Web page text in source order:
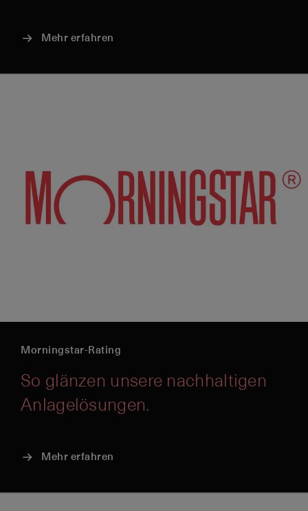
Mehr erfahren
Morningstar-Rating
So glänzen unsere nachhaltigen
Anlagelösungen.
Mehr erfahren